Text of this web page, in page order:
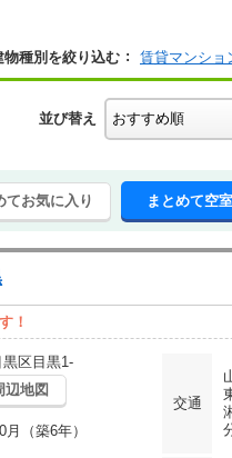
物種別を絞り込む 賃貸マンショ
並び替え
てお気に入り まとめて空
！
区目黒1-
辺地図
交通
月（築6年）